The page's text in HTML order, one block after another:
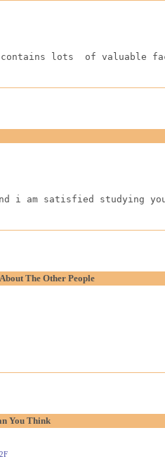
lots  of valuable
i am satisfied studying
The Other People
You Think